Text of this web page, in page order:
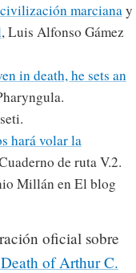
marcianay
, Luis Alfonso Gámez
in death, he sets an
hará volar la
de ruta V.2.
Millán en El blog
oficial sobre
of Arthur C.